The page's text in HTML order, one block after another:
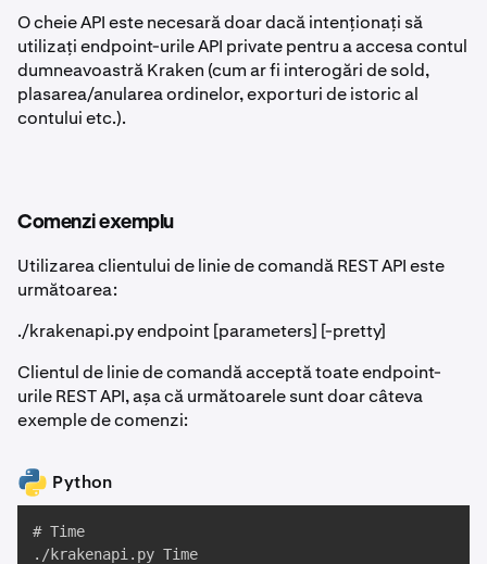
O cheie API este necesară doar dacă intenționați să
utilizați endpoint-urile API private pentru a accesa contul
dumneavoastră Kraken (cum ar fi interogări de sold,
plasarea/anularea ordinelor, exporturi de istoric al
contului etc.).
Comenzi exemplu
Utilizarea clientului de linie de comandă REST API este
următoarea:
./krakenapi.py endpoint [parameters] [-pretty]
Clientul de linie de comandă acceptă toate endpoint-
urile REST API, așa că următoarele sunt doar câteva
exemple de comenzi:
Python
# Time
./krakenapi.py Time